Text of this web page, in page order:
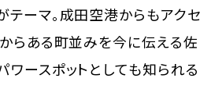
テーマ。成田空港からもアクセ
からある町並みを今に伝える佐
ワースポットとしても知られる